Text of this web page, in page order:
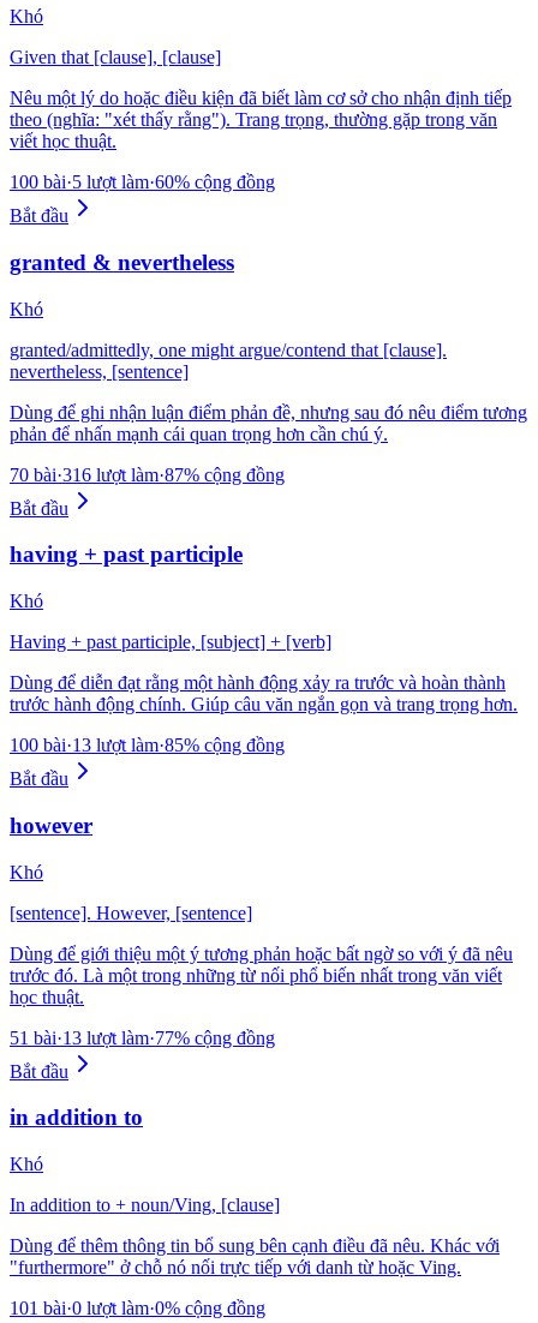
Khó
Given that [clause], [clause]
Nêu một lý do hoặc điều kiện đã biết làm cơ sở cho nhận định tiếp
theo (nghĩa: "xét thấy rằng"). Trang trọng, thường gặp trong văn
viết học thuật.
100 bài·5 lượt làm·60% cộng đồng
Bắt đầu
granted & nevertheless
Khó
granted/admittedly, one might argue/contend that [clause].
nevertheless, [sentence]
Dùng để ghi nhận luận điểm phản đề, nhưng sau đó nêu điểm tương
phản để nhấn mạnh cái quan trọng hơn cần chú ý.
70 bài·316 lượt làm·87% cộng đồng
Bắt đầu
having + past participle
Khó
Having + past participle, [subject] + [verb]
Dùng để diễn đạt rằng một hành động xảy ra trước và hoàn thành
trước hành động chính. Giúp câu văn ngắn gọn và trang trọng hơn.
100 bài·13 lượt làm·85% cộng đồng
Bắt đầu
however
Khó
[sentence]. However, [sentence]
Dùng để giới thiệu một ý tương phản hoặc bất ngờ so với ý đã nêu
trước đó. Là một trong những từ nối phổ biến nhất trong văn viết
học thuật.
51 bài·13 lượt làm·77% cộng đồng
Bắt đầu
in addition to
Khó
In addition to + noun/Ving, [clause]
Dùng để thêm thông tin bổ sung bên cạnh điều đã nêu. Khác với
"furthermore" ở chỗ nó nối trực tiếp với danh từ hoặc Ving.
101 bài·0 lượt làm·0% cộng đồng